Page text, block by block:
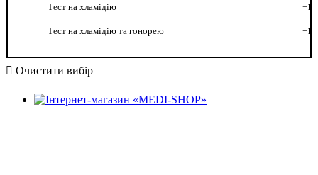
Тест на хламідію +1
Тест на хламідію та гонорею +1
Очистити вибір